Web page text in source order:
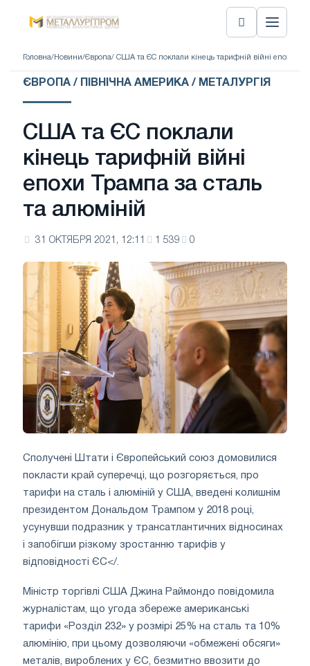
Головна/ Новини/Європа/ США та ЄС поклали кінець тарифній війні епохи
ЄВРОПА / ПІВНІЧНА АМЕРИКА / МЕТАЛУРГІЯ
США та ЄС поклали
кінець тарифній війні
епохи Трампа за сталь
та алюміній
31 ОКТЯБРЯ 2021, 12:11 1 539 0
Сполучені Штати і Європейський союз домовилися
покласти край суперечці, що розгоряється, про
тарифи на сталь і алюміній у США, введені колишнім
президентом Дональдом Трампом у 2018 році,
усунувши подразник у трансатлантичних відносинах
і запобігши різкому зростанню тарифів у
відповідності ЄС</.
Міністр торгівлі США Джина Раймондо повідомила
журналістам, що угода збереже американські
тарифи «Розділ 232» у розмірі 25% на сталь та 10%
алюмінію, при цьому дозволяючи «обмежені обсяги»
металів, вироблених у ЄС, безмитно ввозити до